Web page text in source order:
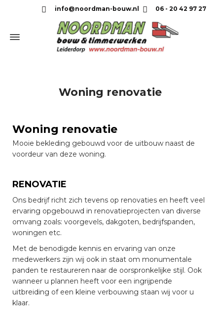
info@noordman-bouw.nl 06 - 20 42 97 27
Woning renovatie
Woning renovatie
Mooie bekleding gebouwd voor de uitbouw naast de
voordeur van deze woning.
RENOVATIE
Ons bedrijf richt zich tevens op renovaties en heeft veel
ervaring opgebouwd in renovatieprojecten van diverse
omvang zoals: voorgevels, dakgoten, bedrijfspanden,
woningen etc.
Met de benodigde kennis en ervaring van onze
medewerkers zijn wij ook in staat om monumentale
panden te restaureren naar de oorspronkelijke stijl. Ook
wanneer u plannen heeft voor een ingrijpende
uitbreiding of een kleine verbouwing staan wij voor u
klaar.